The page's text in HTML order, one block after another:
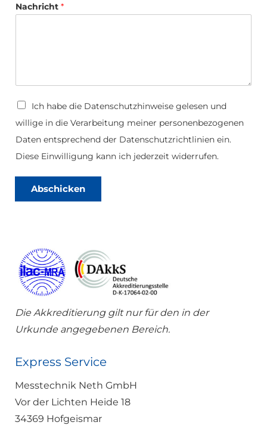
a
d
i
l
f
o
n
Nachricht *
D
t
e
n
s
h
t
Ich habe die Datenschutzhinweise gelesen und
willige in die Verarbeitung meiner personenbezogenen
Daten entsprechend der Datenschutzrichtlinien ein.
Diese Einwilligung kann ich jederzeit widerrufen.
Abschicken
Die Akkreditierung gilt nur für den in der
Urkunde angegebenen Bereich.
Express Service
Messtechnik Neth GmbH
Vor der Lichten Heide 18
34369 Hofgeismar